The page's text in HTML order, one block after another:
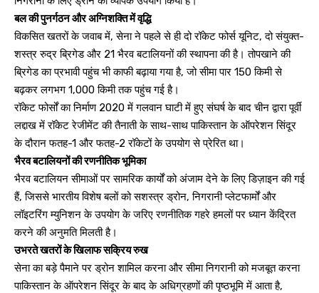
बल की पुनर्गठन और अग्निशक्ति में वृद्धि
विकसित खतरों के जवाब में, सेना ने पहले से ही दो रॉकेट फोर्स यूनिट, दो संयुक्त-
शस्त्र रुद्र ब्रिगेड और 21 भैरव बटालियनों की स्थापना की है। तोपखाने की
ब्रिगेड का प्रभावी पहुंच भी काफी बढ़ाया गया है, जो सीमा पार 150 किमी से
बढ़कर लगभग 1,000 किमी तक पहुंच गई है।
रॉकेट फोर्सों का निर्माण 2020 में गलवान घाटी में हुए संघर्ष के बाद चीन द्वारा पूर्वी
लद्दाख में रॉकेट रेजीमेंट की तैनाती के साथ-साथ पाकिस्तान के ऑपरेशन सिंदूर
के दौरान फतह-1 और फतह-2 रॉकेटों के उपयोग से प्रेरित था।
भैरव बटालियनों की रणनीतिक भूमिका
भैरव बटालियन सीमाओं पर सामरिक कार्यों को अंजाम देने के लिए डिज़ाइन की गई
हैं, जिससे भारतीय विशेष बलों को सशस्त्र ड्रोन, निगरानी प्लेटफार्मों और
लॉइटरिंग म्युनिशन के उपयोग के जरिए रणनीतिक गहरे हमलों पर ध्यान केंद्रित
करने की अनुमति मिलती है।
उभरते खतरों के खिलाफ सक्रिय रुख
सेना का बड़े पैमाने पर ड्रोन शामिल करना और सीमा निगरानी को मजबूत करना
पाकिस्तान के ऑपरेशन सिंदूर के बाद के अधिग्रहणों की पृष्ठभूमि में आता है,